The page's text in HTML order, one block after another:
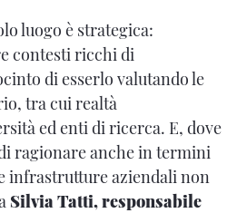
luogo è strategica:
contesti ricchi di
di esserlo valutando le
tra cui realtà
ed enti di ricerca. E, dove
ragionare anche in termini
infrastrutture aziendali non
Silvia Tatti, responsabile